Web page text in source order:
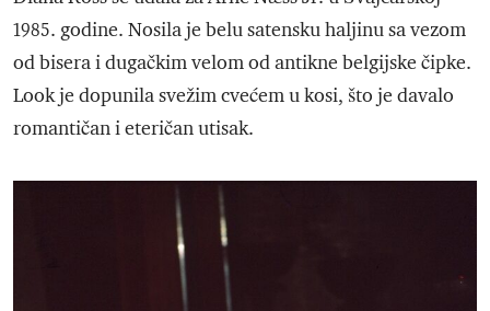
1985. godine. Nosila je belu satensku haljinu sa vezom
od bisera i dugačkim velom od antikne belgijske čipke.
Look je dopunila svežim cvećem u kosi, što je davalo
romantičan i eteričan utisak.